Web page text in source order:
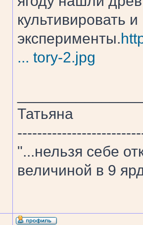
культивировать
эксперименты.
... tory-2.jpg
Татьяна
"...нельзя себе
величиной в 9